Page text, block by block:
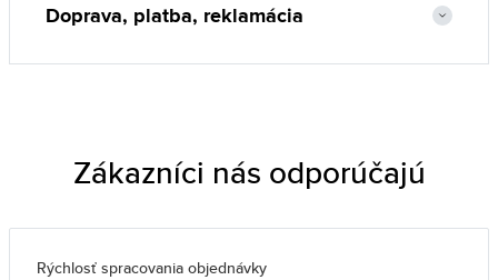
Doprava, platba, reklamácia
Zákazníci nás odporúčajú
Rýchlosť spracovania objednávky